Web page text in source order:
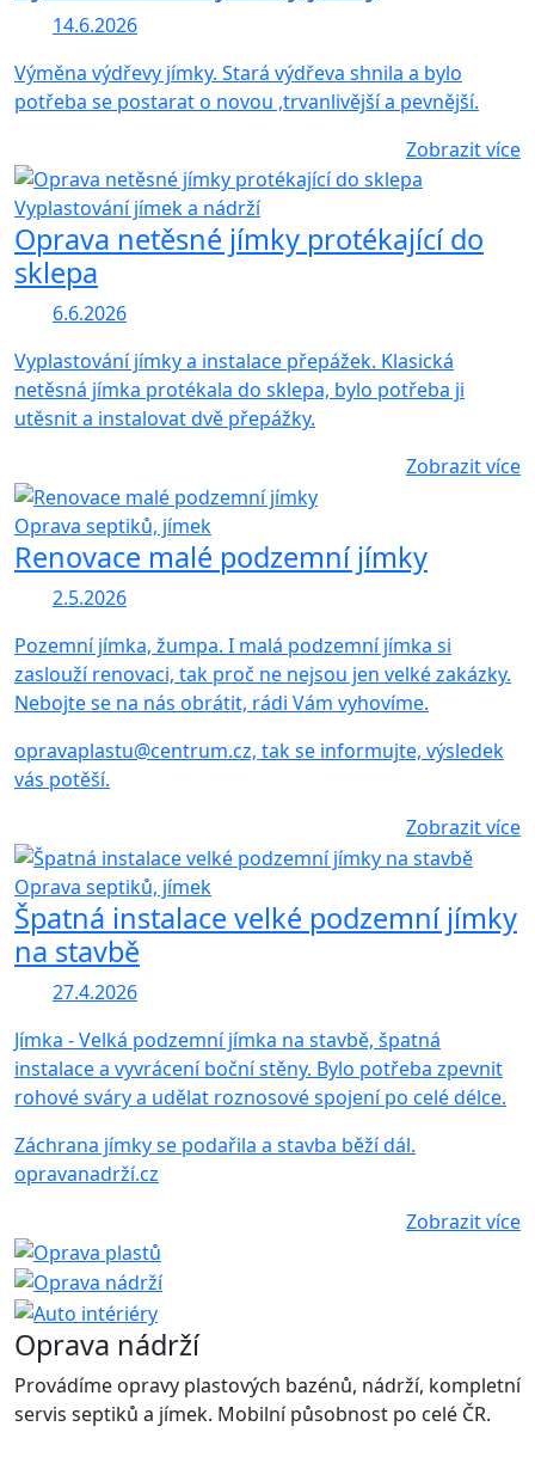
14.6.2026
Výměna výdřevy jímky. Stará výdřeva shnila a bylo
potřeba se postarat o novou ,trvanlivější a pevnější.
Zobrazit více
Vyplastování jímek a nádrží
Oprava netěsné jímky protékající do
sklepa
6.6.2026
Vyplastování jímky a instalace přepážek. Klasická
netěsná jímka protékala do sklepa, bylo potřeba ji
utěsnit a instalovat dvě přepážky.
Zobrazit více
Oprava septiků, jímek
Renovace malé podzemní jímky
2.5.2026
Pozemní jímka, žumpa. I malá podzemní jímka si
zaslouží renovaci, tak proč ne nejsou jen velké zakázky.
Nebojte se na nás obrátit, rádi Vám vyhovíme.
opravaplastu@centrum.cz, tak se informujte, výsledek
vás potěší.
Zobrazit více
Oprava septiků, jímek
Špatná instalace velké podzemní jímky
na stavbě
27.4.2026
Jímka - Velká podzemní jímka na stavbě, špatná
instalace a vyvrácení boční stěny. Bylo potřeba zpevnit
rohové sváry a udělat roznosové spojení po celé délce.
Záchrana jímky se podařila a stavba běží dál.
opravanadrží.cz
Zobrazit více
Oprava nádrží
Provádíme opravy plastových bazénů, nádrží, kompletní
servis septiků a jímek. Mobilní působnost po celé ČR.